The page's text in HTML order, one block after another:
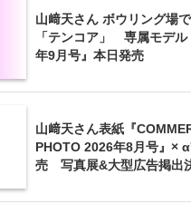
山﨑天さん ボウリング場
「テンコア」 専属モデ
年9月号』本日発売
山﨑天さん表紙『
PHOTO 2026年8月号』×
売 写真展&大型広告掲出